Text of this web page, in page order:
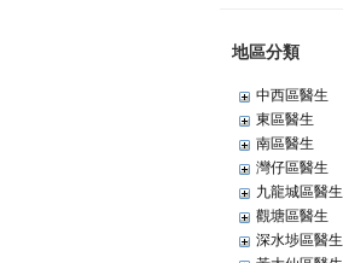
地區分類
中西區醫生
東區醫生
南區醫生
灣仔區醫生
九龍城區醫生
觀塘區醫生
深水埗區醫生